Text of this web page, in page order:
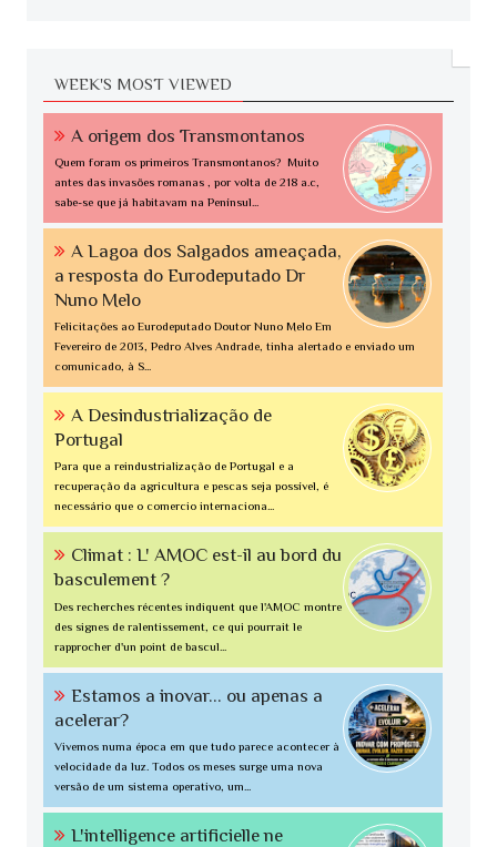
WEEK'S MOST VIEWED
A origem dos Transmontanos
Quem foram os primeiros Transmontanos? Muito
antes das invasões romanas , por volta de 218 a.c,
sabe-se que já habitavam na Penínsul...
A Lagoa dos Salgados ameaçada,
a resposta do Eurodeputado Dr
Nuno Melo
Felicitações ao Eurodeputado Doutor Nuno Melo Em
Fevereiro de 2013, Pedro Alves Andrade, tinha alertado e enviado um
comunicado, à S...
A Desindustrialização de
Portugal
Para que a reindustrialização de Portugal e a
recuperação da agricultura e pescas seja possível, é
necessário que o comercio internaciona...
Climat : L' AMOC est-il au bord du
basculement ?
Des recherches récentes indiquent que l'AMOC montre
des signes de ralentissement, ce qui pourrait le
rapprocher d'un point de bascul...
Estamos a inovar... ou apenas a
acelerar?
Vivemos numa época em que tudo parece acontecer à
velocidade da luz. Todos os meses surge uma nova
versão de um sistema operativo, um...
L'intelligence artificielle ne